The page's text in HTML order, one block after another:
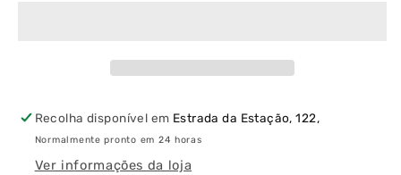
72
Módulos
72
Módulos
Recolha disponível em Estrada da Estação, 122,
Normalmente pronto em 24 horas
Ver informações da loja